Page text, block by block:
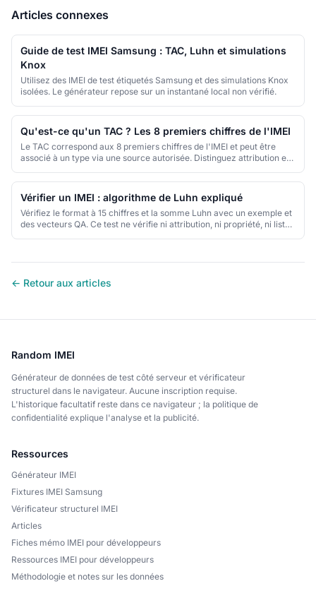
Articles connexes
Guide de test IMEI Samsung : TAC, Luhn et simulations
Knox
Utilisez des IMEI de test étiquetés Samsung et des simulations Knox
isolées. Le générateur repose sur un instantané local non vérifié.
Qu'est-ce qu'un TAC ? Les 8 premiers chiffres de l'IMEI
Le TAC correspond aux 8 premiers chiffres de l'IMEI et peut être
associé à un type via une source autorisée. Distinguez attribution et
Vérifier un IMEI : algorithme de Luhn expliqué
Vérifiez le format à 15 chiffres et la somme Luhn avec un exemple et
des vecteurs QA. Ce test ne vérifie ni attribution, ni propriété, ni liste
← Retour aux articles
Random IMEI
Générateur de données de test côté serveur et vérificateur
structurel dans le navigateur. Aucune inscription requise.
L'historique facultatif reste dans ce navigateur ; la politique de
confidentialité explique l'analyse et la publicité.
Ressources
Générateur IMEI
Fixtures IMEI Samsung
Vérificateur structurel IMEI
Articles
Fiches mémo IMEI pour développeurs
Ressources IMEI pour développeurs
Méthodologie et notes sur les données